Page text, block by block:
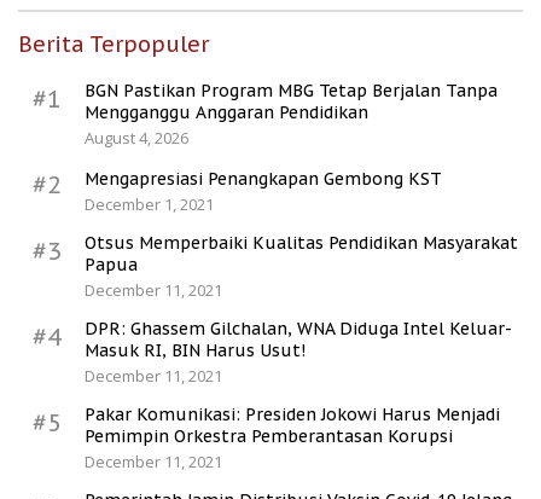
Berita Terpopuler
#1
BGN Pastikan Program MBG Tetap Berjalan Tanpa
Mengganggu Anggaran Pendidikan
August 4, 2026
#2
Mengapresiasi Penangkapan Gembong KST
December 1, 2021
#3
Otsus Memperbaiki Kualitas Pendidikan Masyarakat
Papua
December 11, 2021
#4
DPR: Ghassem Gilchalan, WNA Diduga Intel Keluar-
Masuk RI, BIN Harus Usut!
December 11, 2021
#5
Pakar Komunikasi: Presiden Jokowi Harus Menjadi
Pemimpin Orkestra Pemberantasan Korupsi
December 11, 2021